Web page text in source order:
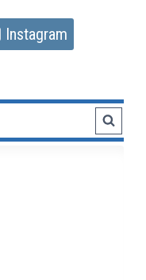
Instagram